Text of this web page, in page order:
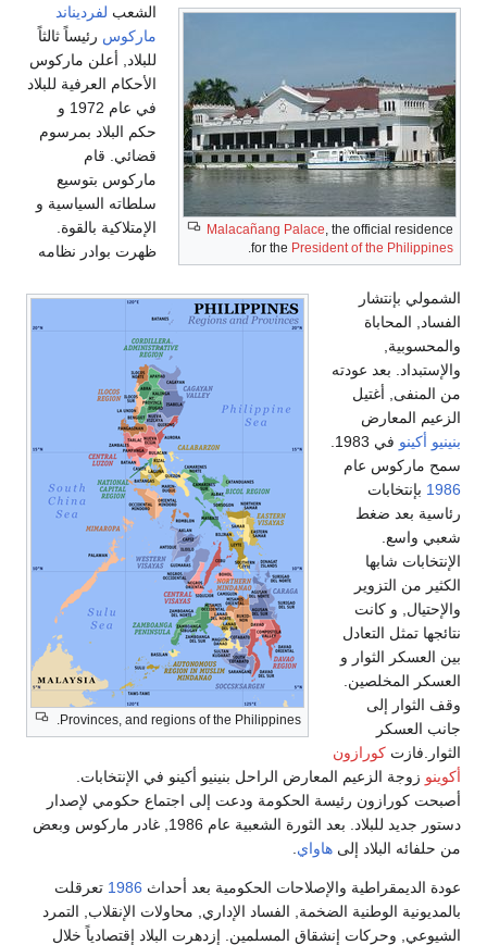
Malacañang Palace, the official residence
for the President of the Philippines
.
Provinces, and regions of the Philippines.
الشعب لفرديناند
ماركوس رئيساً ثالثاً
للبلاد, أعلن ماركوس
الأحكام العرفية للبلاد
في عام 1972 و
حكم البلاد بمرسوم
قضائي. قام
ماركوس بتوسيع
سلطاته السياسية و
الإمتلاكية بالقوة.
ظهرت بوادر نظامه
الشمولي بإنتشار
الفساد, المحاباة
والمحسوبية,
والإستبداد. بعد عودته
من المنفى, أغتيل
الزعيم المعارض
بنينيو أكينو
سمح ماركوس عام
1986 بإنتخابات
رئاسية بعد ضغط
شعبي واسع.
الإنتخابات شابها
الكثير من التزوير
والإحتيال, و كانت
نتائجها تمثل التعادل
بين العسكر الثوار و
العسكر المخلصين.
وقف الثوار إلى
جانب العسكر
الثوار.فازت كورازون
أكوينو زوجة الزعيم المعارض الراحل بنينيو أكينو في الإنتخابات.
أصبحت كورازون رئيسة الحكومة ودعت إلى اجتماع حكومي لإصدار
دستور جديد للبلاد. بعد الثورة الشعبية عام 1986, غادر ماركوس وبعض
من حلفائه البلاد إلى هاواي
عودة الديمقراطية والإصلاحات الحكومية بعد أحداث 1986 تعرقلت
بالمديونية الوطنية الضخمة, الفساد الإداري, محاولات الإنقلاب, التمرد
الشيوعي, وحركات إنشقاق المسلمين. إزدهرت البلاد إقتصادياً خلال